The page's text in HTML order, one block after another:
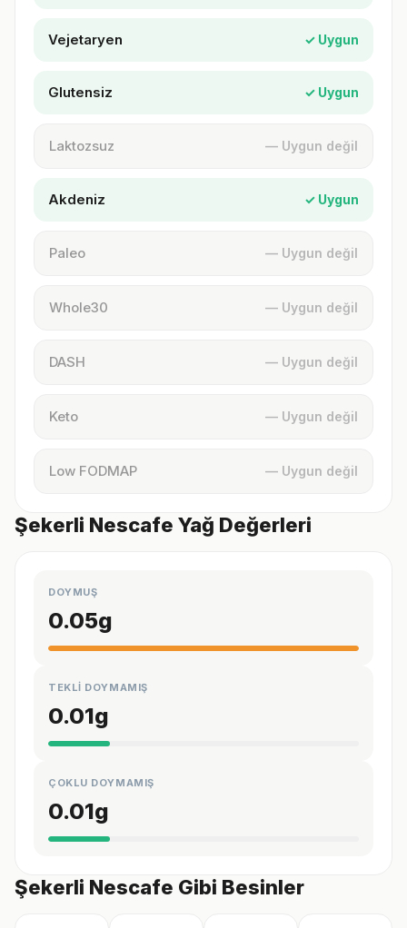
Vejetaryen ✓ Uygun
Glutensiz ✓ Uygun
Laktozsuz — Uygun değil
Akdeniz ✓ Uygun
Paleo — Uygun değil
Whole30 — Uygun değil
DASH — Uygun değil
Keto — Uygun değil
Low FODMAP — Uygun değil
Şekerli Nescafe Yağ Değerleri
DOYMUŞ
0.05g
TEKLİ DOYMAMIŞ
0.01g
ÇOKLU DOYMAMIŞ
0.01g
Şekerli Nescafe Gibi Besinler